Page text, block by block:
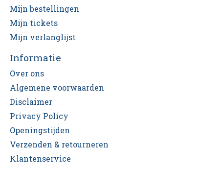
Mijn bestellingen
Mijn tickets
Mijn verlanglijst
Informatie
Over ons
Algemene voorwaarden
Disclaimer
Privacy Policy
Openingstijden
Verzenden & retourneren
Klantenservice